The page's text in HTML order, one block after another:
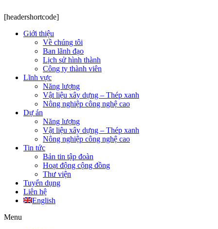
[headershortcode]
Giới thiệu
Về chúng tôi
Ban lãnh đạo
Lịch sử hình thành
Công ty thành viên
Lĩnh vực
Năng lượng
Vật liệu xây dựng – Thép xanh
Nông nghiệp công nghệ cao
Dự án
Năng lượng
Vật liệu xây dựng – Thép xanh
Nông nghiệp công nghệ cao
Tin tức
Bản tin tập đoàn
Hoạt động cộng đồng
Thư viện
Tuyển dụng
Liên hệ
English
Menu